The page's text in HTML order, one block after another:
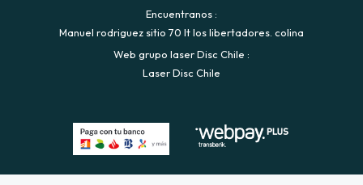
Encuentranos
Manuel rodriguez sitio 70 lt los libertadores. colina
Web grupo laser Disc Chile
Laser Disc Chile